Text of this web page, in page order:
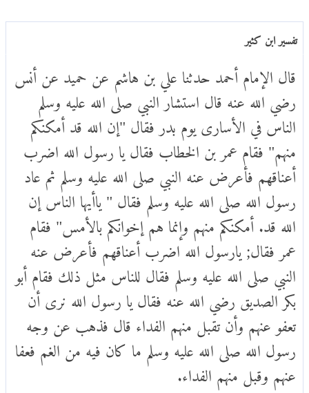
تفسير ابن كثير
قال الإمام أحمد حدثنا علي بن هاشم عن حميد عن أنس
رضي الله عنه قال استشار النبي صلى الله عليه وسلم
الناس في الأسارى يوم بدر فقال "إن الله قد أمكنكم
منهم" فقام عمر بن الخطاب فقال يا رسول الله اضرب
أعناقهم فأعرض عنه النبي صلى الله عليه وسلم ثم عاد
رسول الله صلى الله عليه وسلم فقال " ياأيها الناس إن
الله قد. أمكنكم منهم وإنما هم إخوانكم بالأمس" فقام
عمر فقال; يارسول الله اضرب أعناقهم فأعرض عنه
النبي صلى الله عليه وسلم فقال للناس مثل ذلك فقام أبو
بكر الصديق رضي الله عنه فقال يا رسول الله نرى أن
تعفو عنهم وأن تقبل منهم الفداء قال فذهب عن وجه
رسول الله صلى الله عليه وسلم ما كان فيه من الغم فعفا
عنهم وقبل منهم الفداء.